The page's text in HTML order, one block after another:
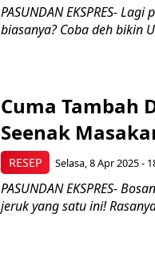
PASUNDAN EKSPRES-
biasanya? Coba deh bikin
RESEP
Cuma Tambah
Seenak
Selasa, 8 Apr 2025 -
PASUNDAN EKSPRES-
jeruk yang satu ini!